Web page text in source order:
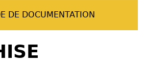
DE DOCUMENTATION